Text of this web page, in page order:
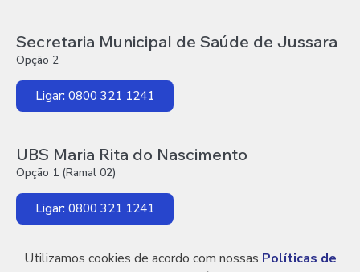
Secretaria Municipal de Saúde de Jussara
Opção 2
Ligar: 0800 321 1241
UBS Maria Rita do Nascimento
Opção 1 (Ramal 02)
Ligar: 0800 321 1241
Utilizamos cookies de acordo com nossas Políticas de